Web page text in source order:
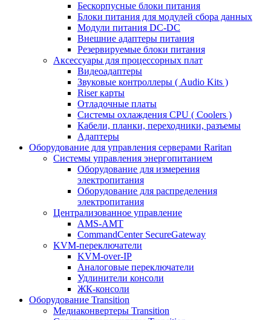
Бескорпусные блоки питания
Блоки питания для модулей сбора данных
Модули питания DC-DC
Внешние адаптеры питания
Резервируемые блоки питания
Аксессуары для процессорных плат
Видеоадаптеры
Звуковые контроллеры ( Audio Kits )
Riser карты
Отладочные платы
Системы охлаждения CPU ( Coolers )
Кабели, планки, переходники, разъемы
Адаптеры
Оборудование для управления серверами Raritan
Системы управления энергопитанием
Оборудование для измерения
электропитания
Оборудование для распределения
электропитания
Централизованное управление
AMS-AMT
CommandCenter SecureGateway
KVM-переключатели
KVM-over-IP
Аналоговые переключатели
Удлинители консоли
ЖК-консоли
Оборудование Transition
Медиаконвертеры Transition